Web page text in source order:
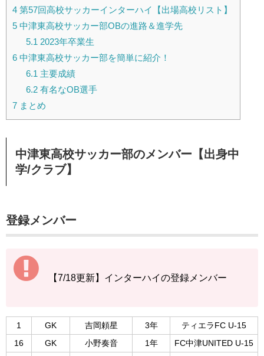
4 第57回高校サッカーインターハイ【出場高校リスト】
5 中津東高校サッカー部OBの進路＆進学先
5.1 2023年卒業生
6 中津東高校サッカー部を簡単に紹介！
6.1 主要成績
6.2有名なOB選手
7 まとめ
中津東高校サッカー部のメンバー【出身中
学/クラブ】
登録メンバー
【7/18更新】インターハイの登録メンバー
1 GK 吉岡頼星 3年
ティエラFC U-15
16
GK 小野奏音 1年 FC中津UNITED U-15